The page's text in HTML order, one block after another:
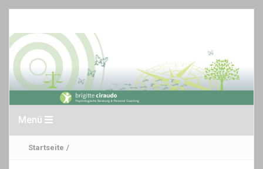
Menü
Startseite /